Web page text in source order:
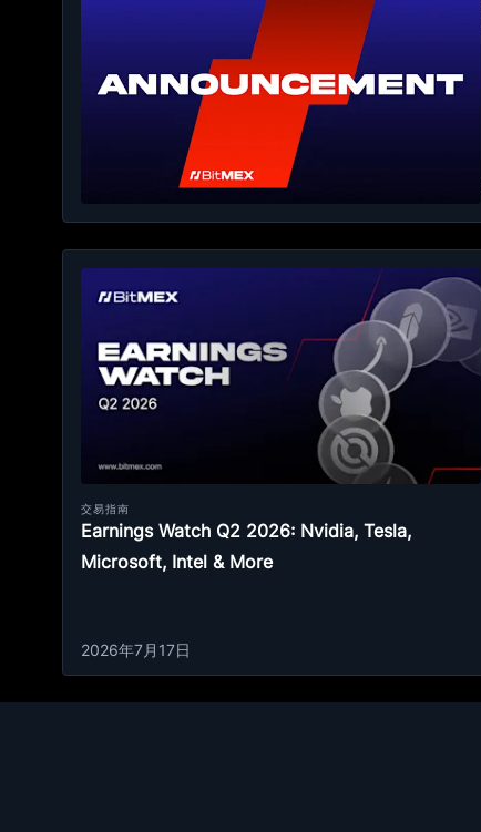
交易指南
Earnings Watch Q2 2026: Nvidia, Tesla,
Microsoft, Intel & More
2026年7月17日